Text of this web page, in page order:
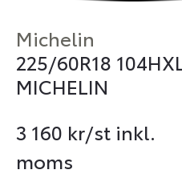
Michelin
225/60R18
MICHELIN
3 160 kr/st inkl.
moms